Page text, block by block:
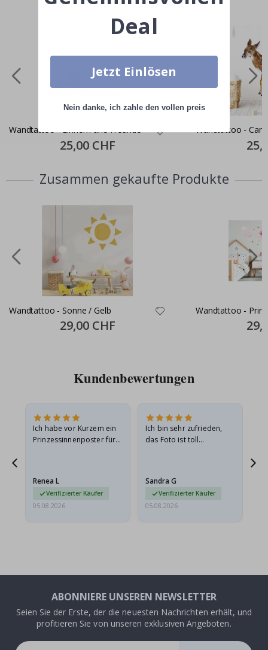
Wandtattoo - Einhorn und Freunde
Special
Price
25,00 CHF
Wandtattoo -
Price
Zusammen gekaufte Produkte
Wandtattoo - Sonne / Gelb
Special
Price
29,00 CHF
Wandtattoo -
Price
Kundenbewertungen
Ich habe vor Kurzem ein
Prinzessinnenposter für
beschädigt…
Renea L
Verifizierter Käufer
05.08.2026
Ich bin sehr zufrieden,
das Foto ist toll
außerdem…
Sandra G
Verifizierter Käufer
05.08.2026
ABONNIERE UNSEREN NEWSLETTER
Seien Sie der Erste, der die neuesten Nachrichten erhält, und
profitieren Sie von unseren exklusiven Angeboten.
Deal
Jetzt Einlösen
Nein danke, ich zahle den vollen preis